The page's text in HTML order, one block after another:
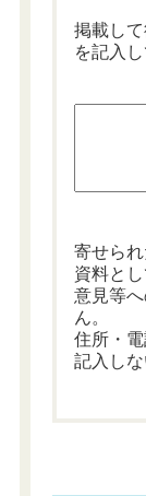
掲載し
を記入し
寄せら
資料と
意見等
ん。
住所・
記入しな